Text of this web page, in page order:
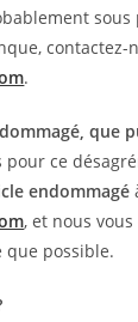
sous
contactez-
.
que
ce
endommagé
, et nous
que possible.